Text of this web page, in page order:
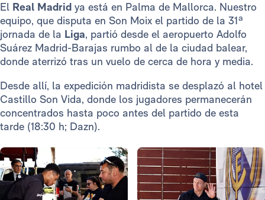
El Real Madrid ya está en Palma de Mallorca. Nuestro
equipo, que disputa en Son Moix el partido de la 31ª
jornada de la Liga, partió desde el aeropuerto Adolfo
Suárez Madrid-Barajas rumbo al de la ciudad balear,
donde aterrizó tras un vuelo de cerca de hora y media.
Desde allí, la expedición madridista se desplazó al hotel
Castillo Son Vida, donde los jugadores permanecerán
concentrados hasta poco antes del partido de esta
tarde (18:30 h; Dazn).